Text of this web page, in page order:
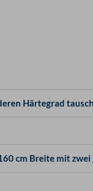
Härtegrad
cm Breite mit